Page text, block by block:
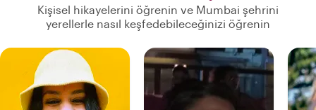
Kişisel hikayelerini öğrenin ve Mumbai şehrini
yerellerle nasıl keşfedebileceğinizi öğrenin